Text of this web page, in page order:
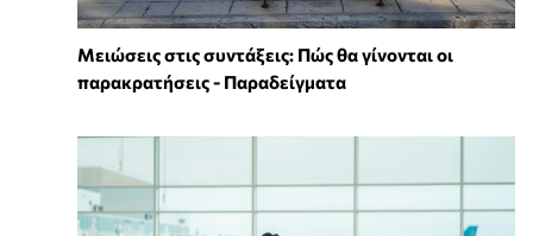
Μειώσεις στις συντάξεις: Πώς θα γίνονται οι
παρακρατήσεις - Παραδείγματα